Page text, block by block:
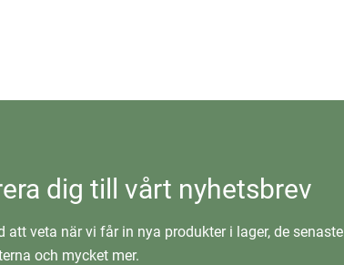
dig till vårt nyhetsbrev
att veta när vi får in nya produkter i lager, de senaste
och mycket mer.